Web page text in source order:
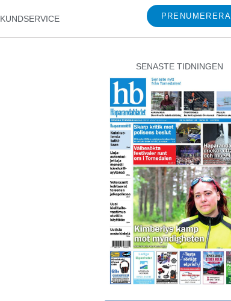
KUNDSERVICE PRENUMERERA
SENASTE TIDNINGEN